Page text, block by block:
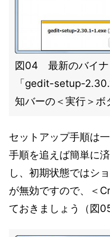
図04 最新のバイナ
「gedit-setup-
知バーの＜実行＞ボ
セットアップ手順は
手順を追えば簡単に
し、初期状態ではシ
が無効ですので、＜
ておきましょう（図05